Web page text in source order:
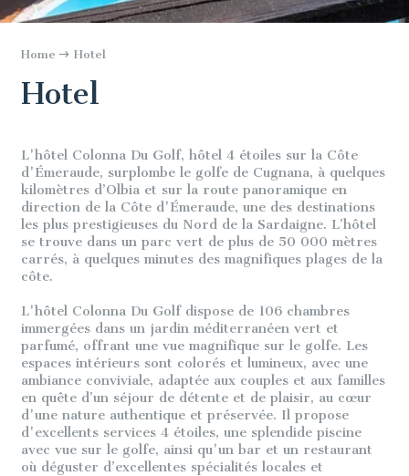
Home Hotel
Hotel
L'hôtel Colonna Du Golf, hôtel 4 étoiles sur la Côte
d'Émeraude, surplombe le golfe de Cugnana, à quelques
kilomètres d’Olbia et sur la route panoramique en
direction de la Côte d'Émeraude, une des destinations
les plus prestigieuses du Nord de la Sardaigne. L’hôtel
se trouve dans un parc vert de plus de 50 000 mètres
carrés, à quelques minutes des magnifiques plages de la
côte.
L'hôtel Colonna Du Golf dispose de 106 chambres
immergées dans un jardin méditerranéen vert et
parfumé, offrant une vue magnifique sur le golfe. Les
espaces intérieurs sont colorés et lumineux, avec une
ambiance conviviale, adaptée aux couples et aux familles
en quête d’un séjour de détente et de plaisir, au cœur
d'une nature authentique et préservée. Il propose
d'excellents services 4 étoiles, une splendide piscine
avec vue sur le golfe, ainsi qu'un bar et un restaurant
où déguster d’excellentes spécialités locales et